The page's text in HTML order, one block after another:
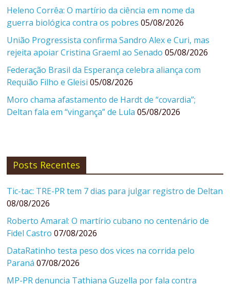
Heleno Corrêa: O martírio da ciência em nome da
guerra biológica contra os pobres 05/08/2026
União Progressista confirma Sandro Alex e Curi, mas
rejeita apoiar Cristina Graeml ao Senado 05/08/2026
Federação Brasil da Esperança celebra aliança com
Requião Filho e Gleisi 05/08/2026
Moro chama afastamento de Hardt de “covardia”;
Deltan fala em “vingança” de Lula 05/08/2026
Posts Recentes
Tic-tac: TRE-PR tem 7 dias para julgar registro de Deltan
08/08/2026
Roberto Amaral: O martírio cubano no centenário de
Fidel Castro 07/08/2026
DataRatinho testa peso dos vices na corrida pelo
Paraná 07/08/2026
MP-PR denuncia Tathiana Guzella por fala contra